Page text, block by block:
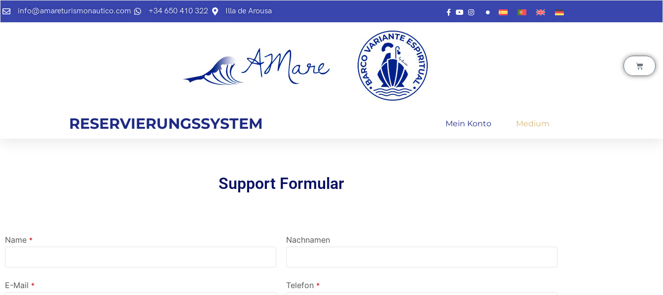
info@amareturismonautico.com +34 650 410 322 Illa de Arousa
RESERVIERUNGSSYSTEM Mein Konto Medium
Support Formular
Name *
E-Mail *
Nachnamen
Telefon *